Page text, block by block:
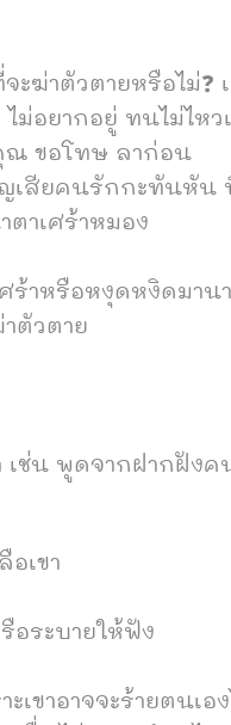
ะฆ่าตัวตายหรือไม่❓
ม่อยากอยู่ ทนไม่ไหว
ณ ขอโทษ ลาก่อน
เสียคนรักกะทันหัน
าเศร้าหมอง
าหรือหงุดหงิดมาน
ตัวตาย
เช่น พูดจากฝากฝัง
อเขา
รือระบายให้ฟัง
เขาอาจจะร้ายตนเอ